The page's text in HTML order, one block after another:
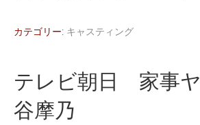
カテゴリー: キャスティング
テレビ朝日 家事
谷摩乃